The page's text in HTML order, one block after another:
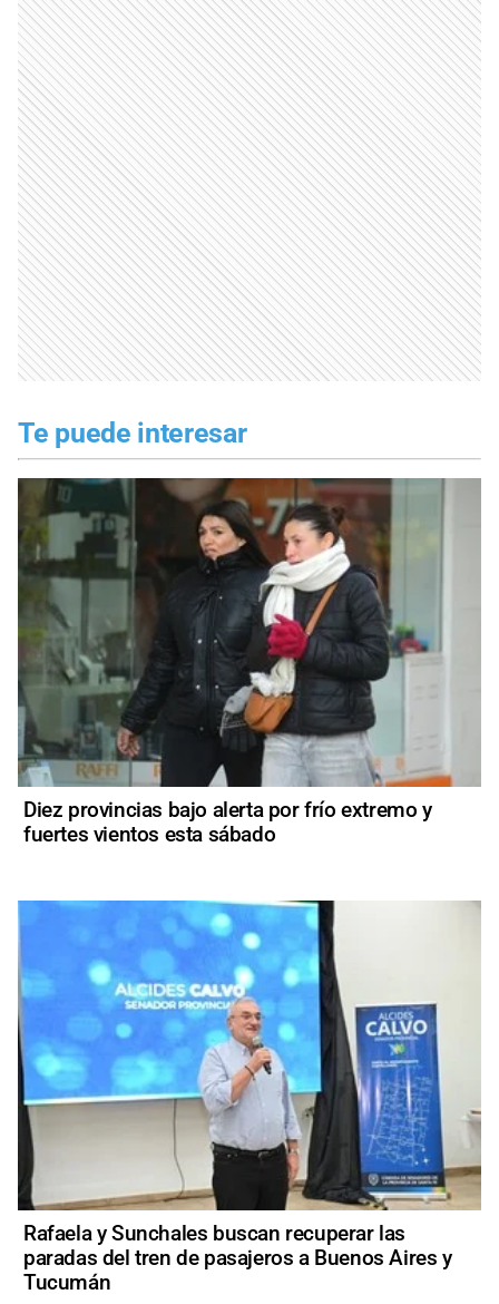
Te puede interesar
Diez provincias bajo alerta por frío extremo y
fuertes vientos esta sábado
Rafaela y Sunchales buscan recuperar las
paradas del tren de pasajeros a Buenos Aires y
Tucumán